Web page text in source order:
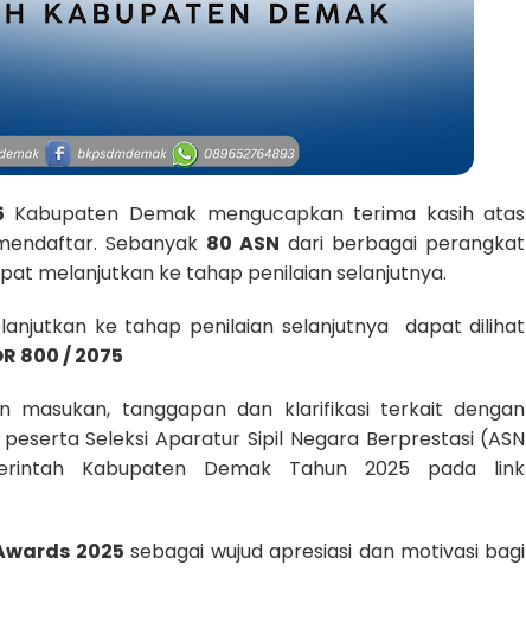
Kabupaten Demak mengucapkan terima kasih atas
Sebanyak 80 ASN dari berbagai perangkat
melanjutkan ke tahap penilaian selanjutnya.
ke tahap penilaian selanjutnya dapat dilihat
800 / 2075
masukan, tanggapan dan klarifikasi terkait dengan
Seleksi Aparatur Sipil Negara Berprestasi (ASN
Kabupaten Demak Tahun 2025 pada link
2025 sebagai wujud apresiasi dan motivasi bagi